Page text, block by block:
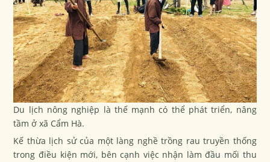
Du lịch nông nghiệp là thế mạnh có thể phát triển, nâng
tầm ở xã Cẩm Hà.
Kế thừa lịch sử của một làng nghề trồng rau truyền thống
trong điều kiện mới, bên cạnh việc nhận làm đầu mối thu